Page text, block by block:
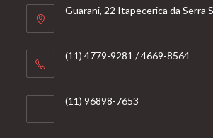
Guarani, 22 Itapecerica da Serra
(11) 4779-9281 / 4669-8564
(11) 96898-7653